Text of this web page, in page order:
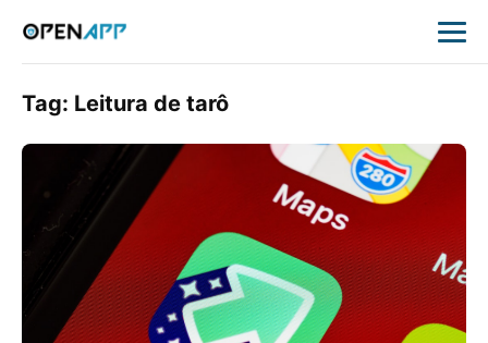
Tag: Leitura de tarô